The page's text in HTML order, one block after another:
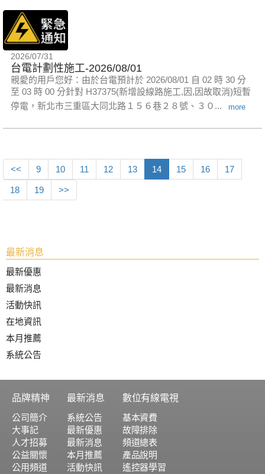
2026/07/31
台電計劃性施工-2026/08/01
親愛的用戶您好：由於台電預計於 2026/08/01 自 02 時 30 分
至 03 時 00 分針對 H37375(新增設線路施工,因,因故取消)短暫
停電，新北市三重區大同北路１５６巷２８號、３０...
more
<< 9 10 11 12 13 14 15 16 17
18 19 >>
最新消息
最新優惠
最新消息
活動快訊
在地資訊
本月推薦
系統公告
品牌精神
公司簡介
大事記
人才招募
公益關懷
公用頻道
最新消息
系統公告
最新優惠
最新消息
本月推薦
活動快訊
數位有線電視
基本資費
故障排除
頻道總表
產品說明
遙控器學習